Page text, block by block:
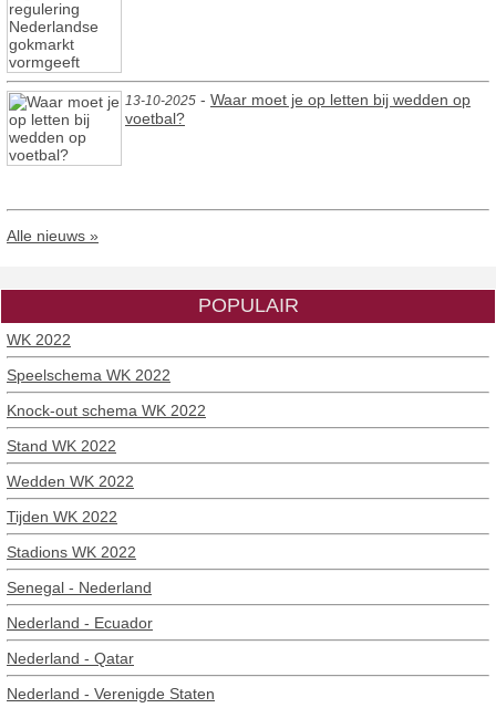
13-10-2025 - Waar moet je op letten bij wedden op
voetbal?
Alle nieuws »
POPULAIR
WK 2022
Speelschema WK 2022
Knock-out schema WK 2022
Stand WK 2022
Wedden WK 2022
Tijden WK 2022
Stadions WK 2022
Senegal - Nederland
Nederland - Ecuador
Nederland - Qatar
Nederland - Verenigde Staten